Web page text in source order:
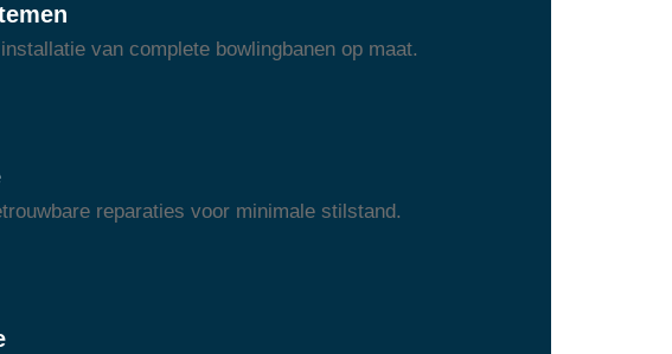
van complete bowlingbanen op maat.
reparaties voor minimale stilstand.